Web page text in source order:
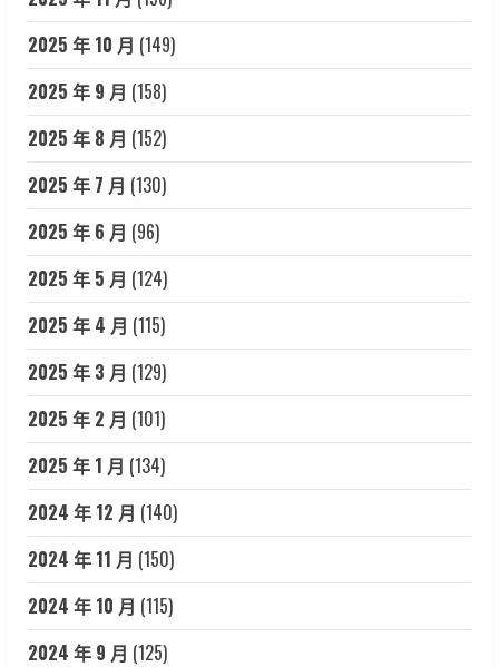
2025 年 10 月 (149)
2025 年 9 月 (158)
2025 年 8 月 (152)
2025 年 7 月 (130)
2025 年 6 月 (96)
2025 年 5 月 (124)
2025 年 4 月 (115)
2025 年 3 月 (129)
2025 年 2 月 (101)
2025 年 1 月 (134)
2024 年 12 月 (140)
2024 年 11 月 (150)
2024 年 10 月 (115)
2024 年 9 月 (125)